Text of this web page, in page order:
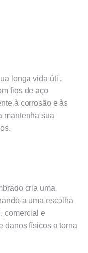
longa vida útil,
fios de aço
à corrosão e às
mantenha sua
cria uma
a uma escolha
comercial e
danos físicos a torna